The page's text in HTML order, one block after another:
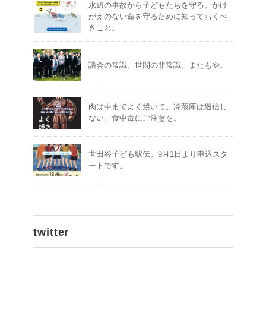
水辺の事故から子どもたちを守る。かけ
がえのない命を守るために知っておくべ
きこと。
議会の常識、世間の非常識。またもや。
肉は中までよく焼いて。冷蔵庫は過信し
ない。食中毒にご注意を。
世田谷子ども駅伝。9月1日より申込スタ
ートです。
twitter